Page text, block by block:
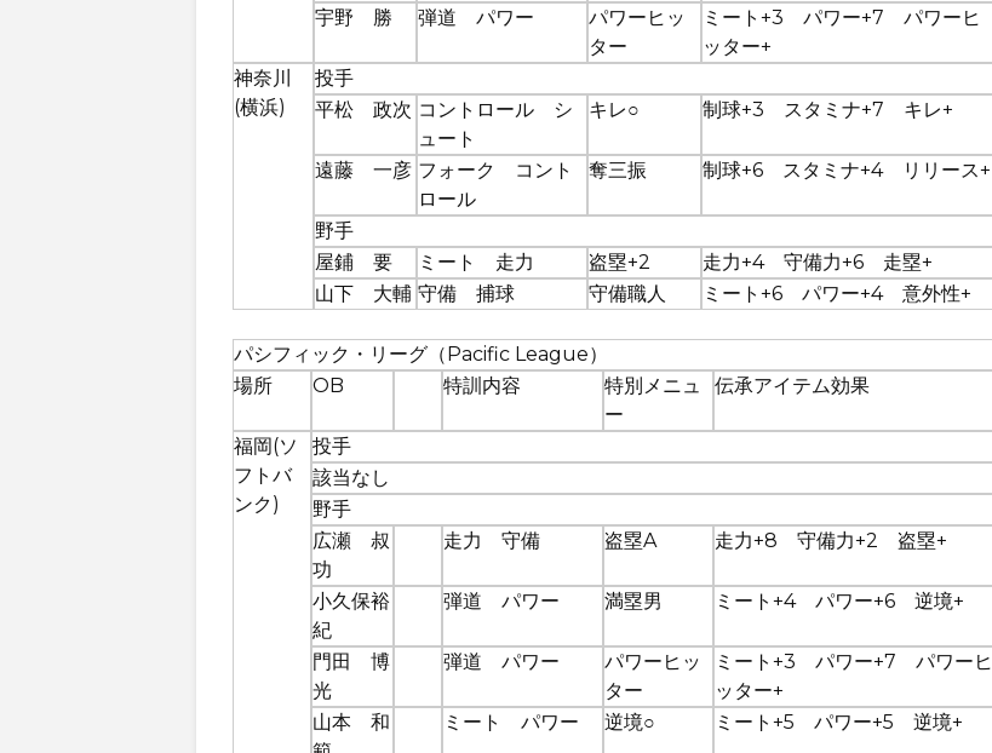
宇野 勝
弾道 パワー
パワーヒッ
ター
ミート+3 パワー+7 パワーヒ
ッター+
神奈川
(横浜)
投手
平松 政次 コントロール シ
ュート
キレ○ 制球+3 スタミナ+7 キレ+
遠藤 一彦 フォーク コント
ロール
奪三振 制球+6 スタミナ+4 リリース+
野手
屋鋪 要
ミート 走力 盗塁+2
走力+4 守備力+6 走塁+
山下 大輔 守備 捕球 守備職人 ミート+6 パワー+4 意外性+
パシフィック・リーグ（Pacific League）
場所
OB 特訓内容
特別メニュ
ー
伝承アイテム効果
福岡(ソ
フトバ
ンク)
投手
該当なし
野手
広瀬 叔
功
走力 守備 盗塁A 走力+8 守備力+2 盗塁+
小久保裕
紀
弾道 パワー 満塁男 ミート+4 パワー+6 逆境+
門田 博
光
弾道 パワー
パワーヒッ
ター
ミート+3 パワー+7 パワーヒ
ッター+
山本 和
ミート パワー 逆境○ ミート+5 パワー+5 逆境+